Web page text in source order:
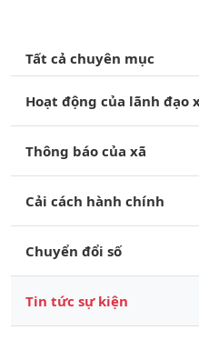
Tất cả chuyên mục
Hoạt động của lãnh đạo
Thông báo của xã
Cải cách hành chính
Chuyển đổi số
Tin tức sự kiện